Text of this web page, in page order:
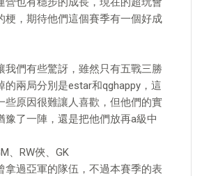
梗，期待他們這個賽季有一個好成
我們有些驚訝，雖然只有五戰三勝
的兩局分別是estar和qghappy，這
些原因很難讓人喜歡，但他們的實
豫了一陣，還是把他們放再a級中
、RW俠、GK
拿過亞軍的隊伍，不過本賽季的表